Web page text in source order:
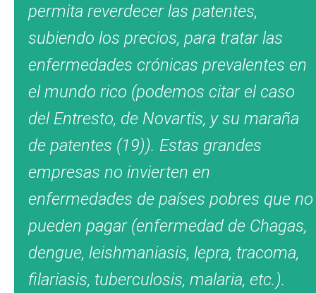
permita reverdecerlas patentes,
subiendo los precios, para tratar las
enfermedades crónicas prevalentes en
el mundo rico (podemos citar el caso
del Entresto, de Novartis, y su maraña
de patentes (19)). Estas grandes
empresas no invierten en
enfermedades de países pobres que no
pueden pagar (enfermedad de Chagas,
dengue, leishmaniasis, lepra, tracoma,
filariasis, tuberculosis, malaria, etc.).